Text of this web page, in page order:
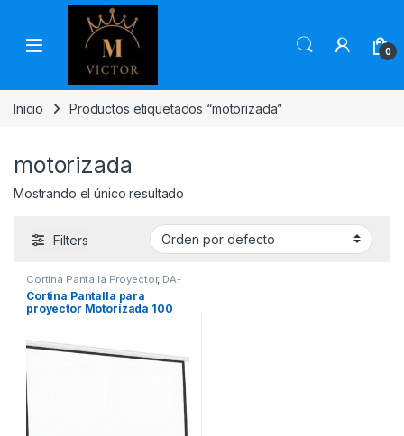
Skip to navigation
Skip to content
0
Inicio Productos etiquetados “motorizada”
motorizada
Mostrando el único resultado
Filters
Cortina Pantalla Proyector, DA-
LITE
Cortina Pantalla para
proyector Motorizada 100